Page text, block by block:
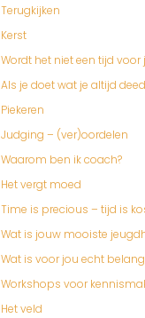
Terugkijken
Kerst
Wordt het niet een tijd voor
Als je doet wat je altijd
Piekeren
Judging – (ver)oordelen
Waarom ben ik coach?
Het vergt moed
Time is precious – tijd is
Wat is jouw mooiste
Wat is voor jou echt
Workshops voor
Het veld